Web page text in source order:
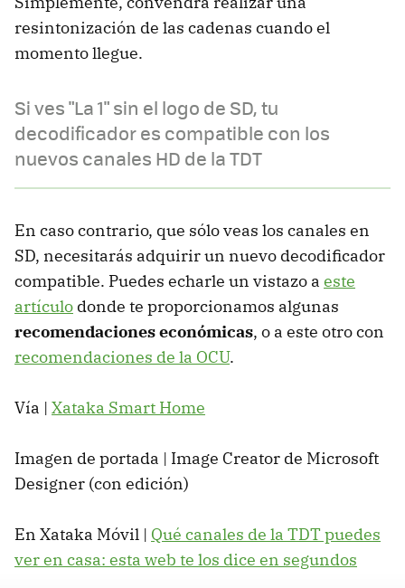
resintonización de las cadenas cuando el
momento llegue.
Si ves "La 1" sin el logo de SD, tu
decodificador es compatible con los
nuevos canales HD de la TDT
En caso contrario, que sólo veas los canales en
SD, necesitarás adquirir un nuevo decodificador
compatible. Puedes echarle un vistazo a este
artículo donde te proporcionamos algunas
recomendaciones económicas, o a este otro con
recomendaciones de la OCU.
Vía | Xataka Smart Home
Imagen de portada | Image Creator de Microsoft
Designer (con edición)
En Xataka Móvil | Qué canales de la TDT puedes
ver en casa: esta web te los dice en segundos